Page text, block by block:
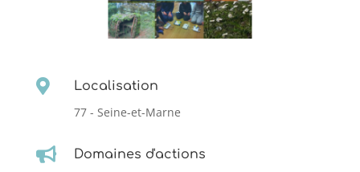
 Localisation
77 - Seine-et-Marne
 Domaines d'actions